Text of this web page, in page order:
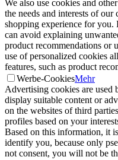
We also use cookies and
the needs and interests of our
shopping experience for you.
can avoid explaining
product recommendations or
use of personalized cookies
features, such as product
Werbe-CookiesMehr
Advertising cookies are used
display suitable content or
on the websites of third
profiles based on your
Based on this information, it
identify you, because only
not consent, you will not be